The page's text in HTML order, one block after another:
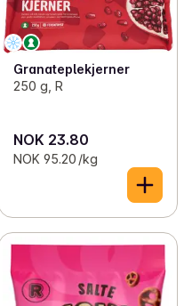
Granateplekjerner
250 g, R
NOK 23.80
NOK 95.20 /kg